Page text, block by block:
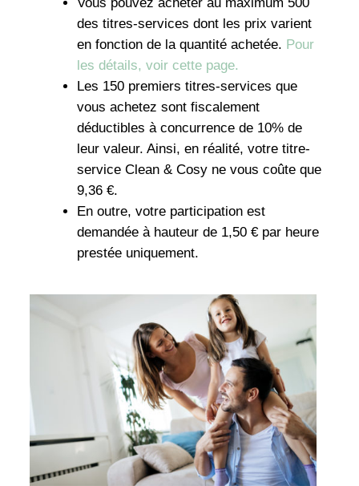
des titres-services dont les prix varient
en fonction de la quantité achetée. Pour
les détails, voir cette page.
Les 150 premiers titres-services que
vous achetez sont fiscalement
déductibles à concurrence de 10% de
leur valeur. Ainsi, en réalité, votre titre-
service Clean & Cosy ne vous coûte que
9,36 €.
En outre, votre participation est
demandée à hauteur de 1,50 € par heure
prestée uniquement.